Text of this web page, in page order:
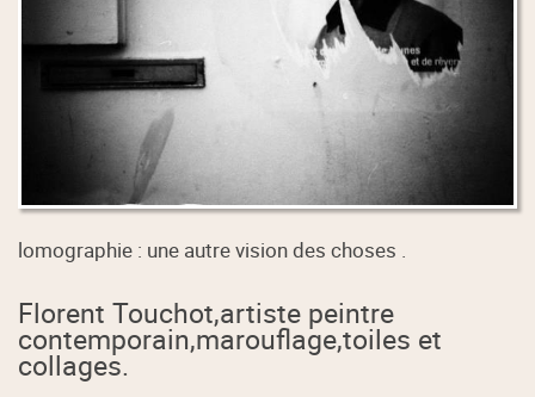
lomographie : une autre vision des choses .
Florent Touchot,artiste peintre
contemporain,marouflage,toiles et
collages.